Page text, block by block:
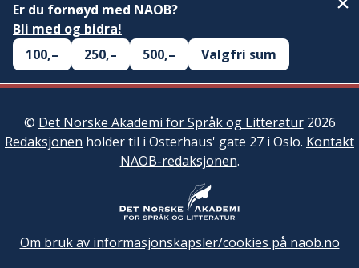
Er du fornøyd med NAOB?
Bli med og bidra!
100,–
250,– 500,– Valgfri sum
© Det Norske Akademi for Språk og Litteratur2026
Redaksjonen holder til i Osterhaus' gate 27 i Oslo. Kontakt
NAOB-redaksjonen.
Om bruk av informasjonskapsler/cookies på naob.no